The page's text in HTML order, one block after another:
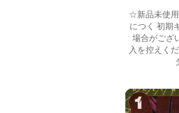
☆新品未使
につく 初期
場合がござ
入を控えく